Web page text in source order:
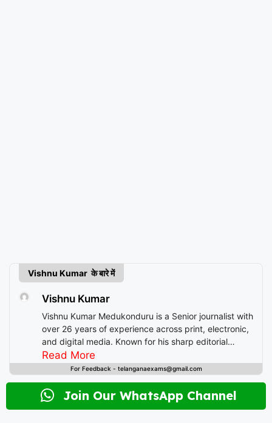
Vishnu Kumar के बारे में
Vishnu Kumar
Vishnu Kumar Medukonduru is a Senior journalist with
over 26 years of experience across print, electronic,
and digital media. Known for his sharp editorial
instincts and deep understanding of public
discourse, Vishnu has contributed to leading
desk editing to content strategy and multimedia
storytelling. His expertise spans a wide spectrum of
Read More
For Feedback - telanganaexams@gmail.com
Join Our WhatsApp Channel